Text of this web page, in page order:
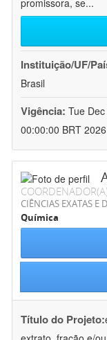
promissora, se...
Instituição/UF/
Brasil
Vigência: Tue
00:00:00 BRT 2026
CIÊNCIAS EXATAS E
Química
Título do Projeto: